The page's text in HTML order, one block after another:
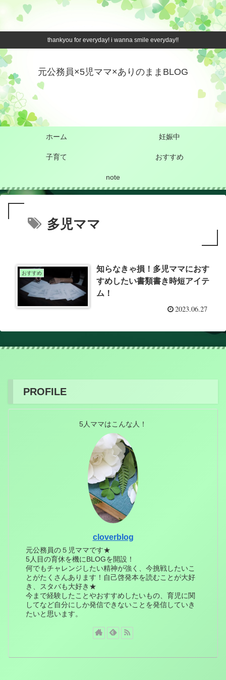
thankyou for everyday! i wanna smile everyday!!
元公務員×5児ママ×ありのままBLOG
ホーム 妊娠中
子育て おすすめ
note
多児ママ
おすすめ
知らなきゃ損！多児ママにおす
すめしたい書類書き時短アイテ
ム！
2023.06.27
PROFILE
5人ママはこんな人！
cloverblog
元公務員の５児ママです★
5人目の育休を機にBLOGを開設！
何でもチャレンジしたい精神が強く、今挑戦したいこ
とがたくさんあります！自己啓発本を読むことが大好
き、スタバも大好き★
今まで経験したことやおすすめしたいもの、育児に関
してなど自分にしか発信できないことを発信していき
たいと思います。